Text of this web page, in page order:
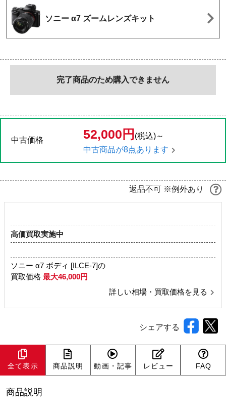
ソニー α7 ズームレンズキット
完了商品のため購入できません
中古価格 52,000円 (税込)～
中古商品が8点あります
返品不可 ※例外あり
高価買取実施中
ソニー α7 ボディ [ILCE-7]の
買取価格 最大46,000円
詳しい相場・買取価格を見る
シェアする
全て表示 商品説明 動画・記事 レビュー FAQ
商品説明